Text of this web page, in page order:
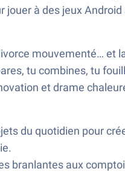
à des jeux Android
mouvementé… et
tu combines, tu
et drame
du quotidien pour
branlantes aux